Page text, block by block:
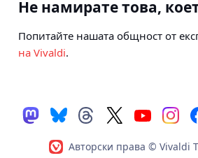
Не намирате това,
Попитайте нашата общност от
на Vivaldi.
Авторски права © Vivaldi